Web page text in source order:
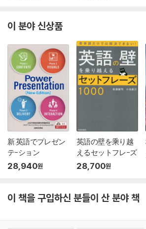
이 분야 신상품
新.英語でプレゼン
テ-ション
28,940원
英語の壁を乘り越
えるセットフレ-ズ
28,700원
이 책을 구입하신 분들이 산 분야 책